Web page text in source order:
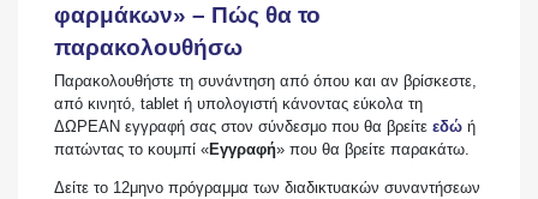
φαρμάκων» – Πώς θα το
παρακολουθήσω
Παρακολουθήστε τη συνάντηση από όπου και αν βρίσκεστε,
από κινητό, tablet ή υπολογιστή κάνοντας εύκολα τη
ΔΩΡΕΑΝ εγγραφή σας στον σύνδεσμο που θα βρείτε εδώ ή
πατώντας το κουμπί «Εγγραφή» που θα βρείτε παρακάτω.
Δείτε το 12μηνο πρόγραμμα των διαδικτυακών συναντήσεων